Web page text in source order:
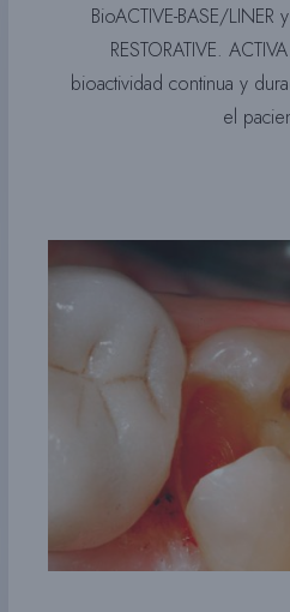
BioACTIVE-BASE/LINER
RESTORATIVE.
bioactividad continua y
el